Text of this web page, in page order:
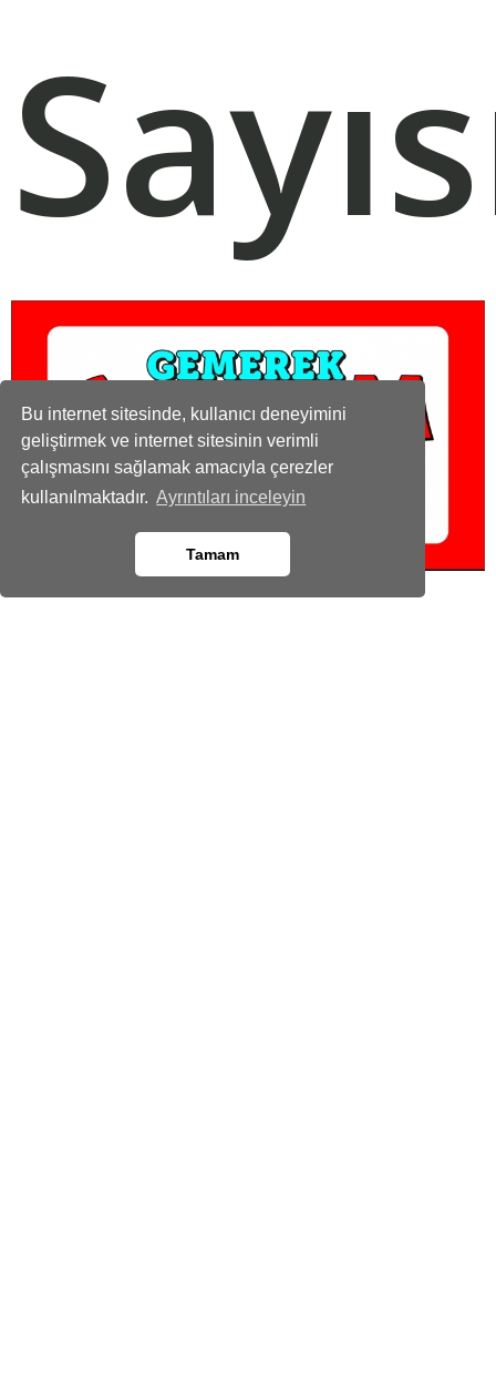
Bu internet sitesinde, kullanıcı deneyimini
geliştirmek ve internet sitesinin verimli
çalışmasını sağlamak amacıyla çerezler
kullanılmaktadır. Ayrıntıları inceleyin
Tamam